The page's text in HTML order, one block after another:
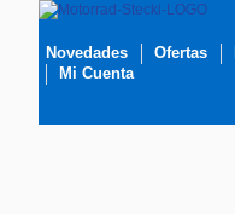
Novedades Ofertas
Mi Cuenta